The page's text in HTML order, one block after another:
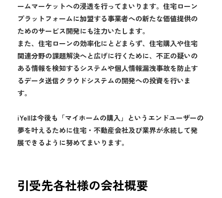
ームマーケットへの浸透を行ってまいります。住宅ローン
プラットフォームに加盟する事業者への新たな価値提供の
ためのサービス開発にも注力いたします。
また、住宅ローンの効率化にとどまらず、住宅購入や住宅
関連分野の課題解決へと広げに行くために、不正の疑いの
ある情報を検知するシステムや個人情報漏洩事故を防止す
るデータ送信クラウドシステムの開発への投資を行いま
す。
iYellは今後も「マイホームの購入」というエンドユーザーの
夢を叶えるために住宅・不動産会社及び業界が永続して発
展できるように努めてまいります。
引受先各社様の会社概要